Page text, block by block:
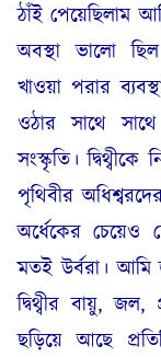
ঠাঁই পেয়েছিলাম
অবস্থা ভালো
খাওয়া পরার
ওঠার সাথে
সংস্কৃতি।
পৃথিবীর
অর্ধেকের চেয়েও
মতই উর্বরা।
দ্বিথ্বীর বায়ু, জল,
ছড়িয়ে আছে